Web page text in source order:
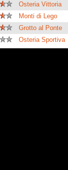
Osteria Vittoria
Monti di Lego
Grotto al Ponte
Osteria Sportiva